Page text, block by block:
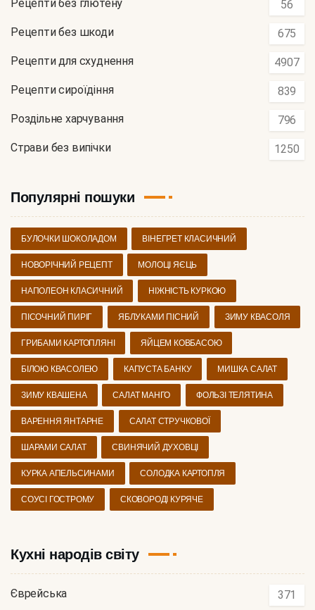
Рецепти без глютену 56
Рецепти без шкоди 675
Рецепти для схуднення 4907
Рецепти сироїдіння 839
Роздільне харчування 796
Страви без випічки 1250
Популярні пошуки
БУЛОЧКИ ШОКОЛАДОМ ВІНЕГРЕТ КЛАСИЧНИЙ
НОВОРІЧНИЙ РЕЦЕПТ МОЛОЦІ ЯЄЦЬ
НАПОЛЕОН КЛАСИЧНИЙ НІЖНІСТЬ КУРКОЮ
ПІСОЧНИЙ ПИРІГ ЯБЛУКАМИ ПІСНИЙ ЗИМУ КВАСОЛЯ
ГРИБАМИ КАРТОПЛЯНІ ЯЙЦЕМ КОВБАСОЮ
БІЛОЮ КВАСОЛЕЮ КАПУСТА БАНКУ МИШКА САЛАТ
ЗИМУ КВАШЕНА САЛАТ МАНГО ФОЛЬЗІ ТЕЛЯТИНА
ВАРЕННЯ ЯНТАРНЕ САЛАТ СТРУЧКОВОЇ
ШАРАМИ САЛАТ СВИНЯЧИЙ ДУХОВЦІ
КУРКА АПЕЛЬСИНАМИ СОЛОДКА КАРТОПЛЯ
СОУСІ ГОСТРОМУ СКОВОРОДІ КУРЯЧЕ
Кухні народів світу
Єврейська 371